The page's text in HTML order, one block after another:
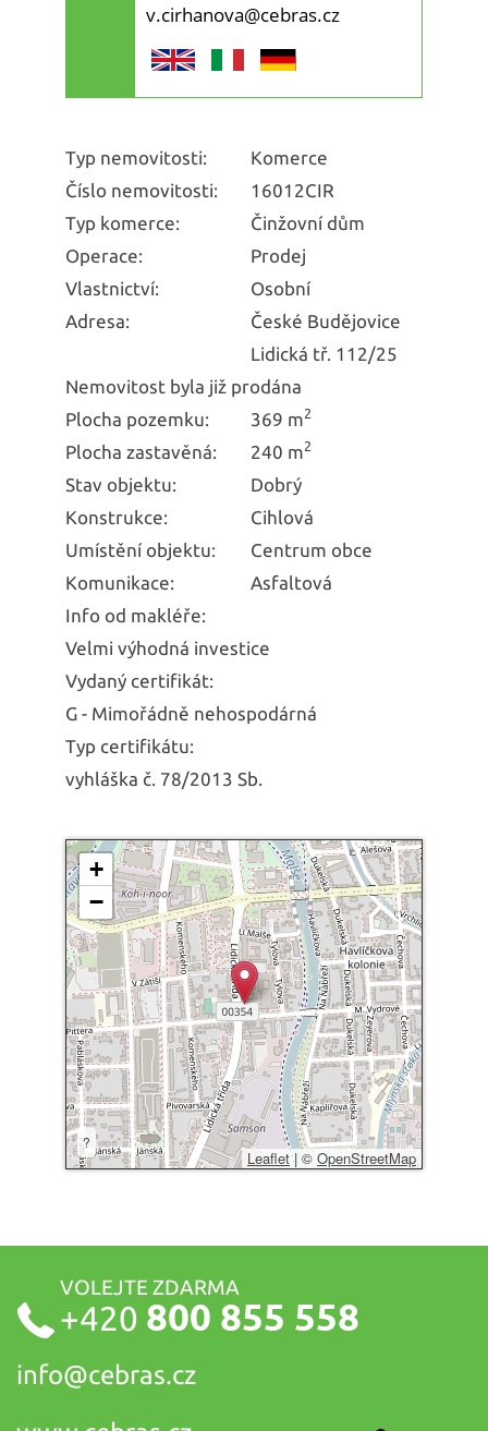
v.cirhanova@cebras.cz
Typ nemovitosti:
Komerce
Číslo nemovitosti:
16012CIR
Typ komerce:
Činžovní dům
Operace:
Prodej
Vlastnictví:
Osobní
Adresa:
České Budějovice
Lidická tř. 112/25
Nemovitost byla již prodána
Plocha pozemku:
369 m2
Plocha zastavěná: 240 m2
Stav objektu:
Dobrý
Konstrukce:
Cihlová
Umístění objektu:
Centrum obce
Komunikace:
Asfaltová
Info od makléře:
Velmi výhodná investice
Vydaný certifikát:
G - Mimořádně nehospodárná
Typ certifikátu:
vyhláška č. 78/2013 Sb.
+
−
?
Leaflet | © OpenStreetMap
VOLEJTE ZDARMA
+420 800 855 558
info@cebras.cz